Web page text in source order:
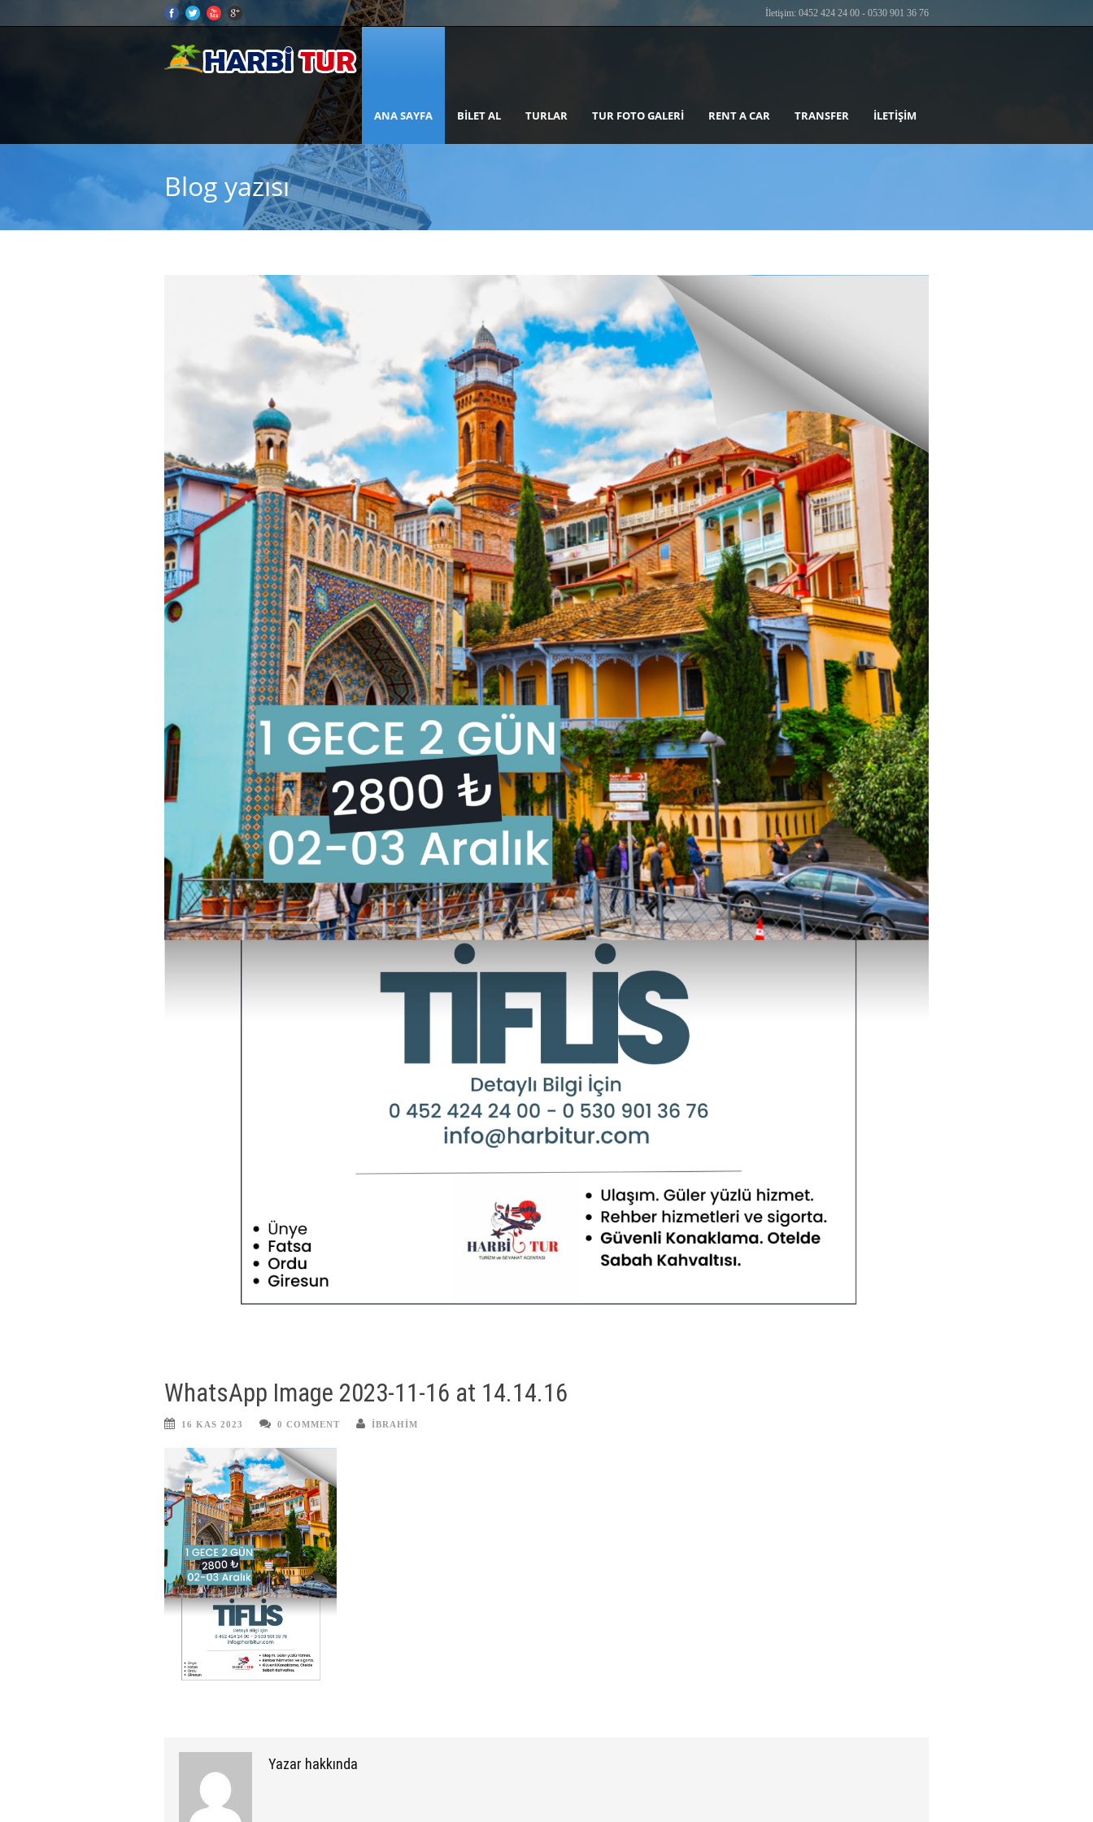
İletişim: 0452 424 24 00 - 0530 901 36 76
ANA SAYFA BILET AL TURLAR TUR FOTO GALERI RENT A CAR TRANSFER İLETIŞIM
Blog yazısı
WhatsApp Image 2023-11-16 at 14.14.16
16 KAS 2023 0 COMMENT IBRAHIM
Yazar hakkında